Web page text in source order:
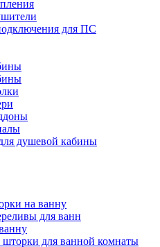
для ПС
душевой кабины
на ванну
для ванн
шторки для ванной комнаты